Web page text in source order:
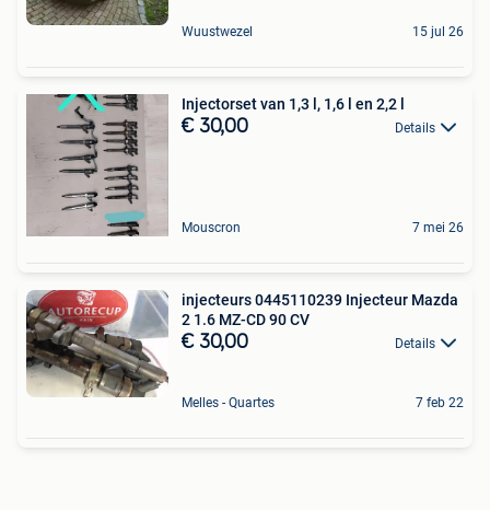
Wuustwezel 15 jul 26
Injectorset van 1,3 l, 1,6 l en 2,2 l
€ 30,00 Details
Mouscron 7 mei 26
injecteurs 0445110239 Injecteur Mazda
2 1.6 MZ-CD 90 CV
€ 30,00 Details
Melles - Quartes 7 feb 22